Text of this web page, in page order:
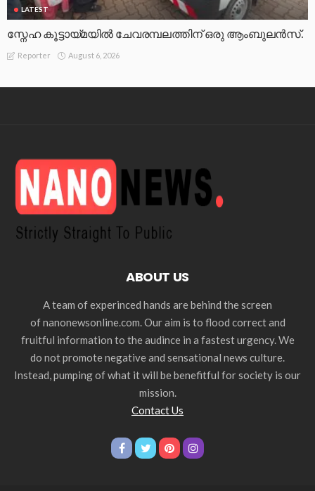
LATEST
സ്നേഹ കൂട്ടായ്മയിൽ ചേവരമ്പലത്തിന് ഒരു ആംബുലൻസ്.
Reporter August 6, 2026
ABOUT US
A team of experinced hands are behind the screen
of nanonewsonline.com. Our aim is to flood correct and
fruitful information to the audince in a fastest urgency. We
do not promote negative and sensational news culture.
Instead, pumping of what it will be benefitful for society is our
mission.
Contact Us